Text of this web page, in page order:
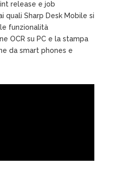
release e job
quali Sharp Desk Mobile si
funzionalità
OCR su PC e la stampa
da smart phones e